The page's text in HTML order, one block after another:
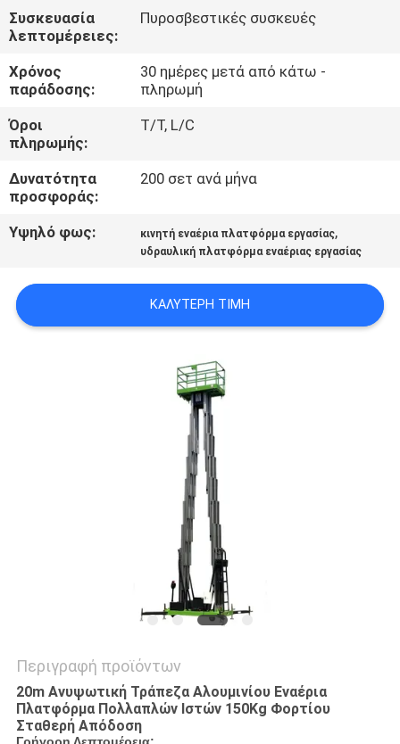
ΜΑΖΊ
ΕΙΔΉΣΕΙΣ
ΖΗΤΉΣΤΕ
ΜΙΑ
ΠΡΟΣΦΟΡΆ
SITEMAP
Συσκευασία
λεπτομέρειες:
Πυροσβεστικές συσκευές
Χρόνος
παράδοσης:
30 ημέρες μετά από κάτω -
πληρωμή
Όροι
πληρωμής:
T/T, L/C
Δυνατότητα
προσφοράς:
200 σετ ανά μήνα
Υψηλό φως: κινητή εναέρια πλατφόρμα εργασίας,
υδραυλική πλατφόρμα εναέριας εργασίας
ΚΑΛΎΤΕΡΗ ΤΙΜΉ
Περιγραφή προϊόντων
20m Ανυψωτική Τράπεζα Αλουμινίου Εναέρια
Πλατφόρμα Πολλαπλών Ιστών 150Kg Φορτίου
Σταθερή Απόδοση